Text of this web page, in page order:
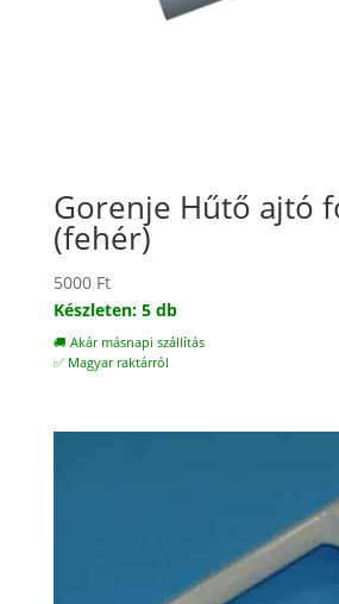
Gorenje Hűtő ajtó
(fehér)
5000 Ft
Készleten: 5 db
🚚 Akár másnapi szállítás
✅ Magyar raktárról